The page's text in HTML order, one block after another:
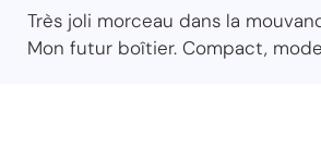
Très joli morceau dans la
Mon futur boîtier. Compact,